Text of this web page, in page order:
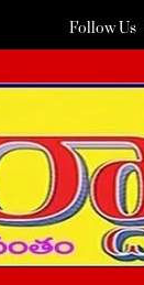
Follow Us